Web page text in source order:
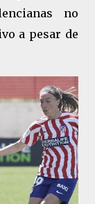
no
a pesar de